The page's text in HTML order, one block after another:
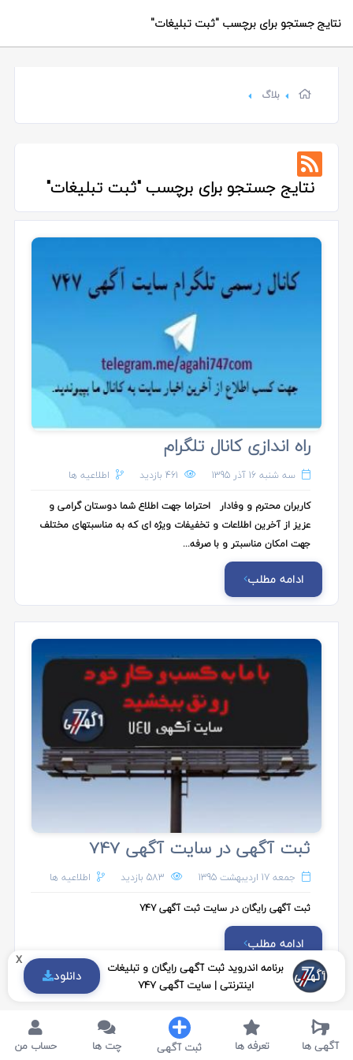
نتایج جستجو برای برچسب "ثبت تبلیغات"
بلاگ
نتایج جستجو برای برچسب"ثبت تبلیغات"
راه اندازی کانال تلگرام
سه شنبه 16 آذر 1395 461 بازدید
اطلاعیه ها
کاربران محترم و وفادار احتراما جهت اطلاع شما دوستان گرامی و
عزیز از آخرین اطلاعات و تخفیفات ویژه ای که به مناسبتهای مختلف
جهت امکان مناسبتر و با صرفه...
ادامه مطلب
ثبت آگهی در سایت آگهی 747
جمعه 17 اردیبهشت 1395 583 بازدید
اطلاعیه ها
ثبت آگهی رایگان در سایت ثبت آگهی 747
ادامه مطلب
x
برنامه اندروید ثبت آگهی رایگان و تبلیغات
اینترنتی | سایت آگهی 747
دانلود
آگهی ها تعرفه ها ثبت آگهی چت ها حساب من